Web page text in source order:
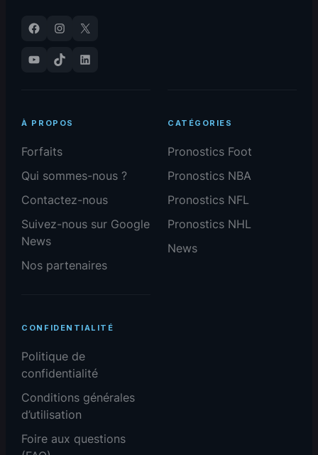
Facebook Instagram
X
YouTube
TikTok LinkedIn
À PROPOS
Forfaits
Qui sommes-nous ?
Contactez-nous
Suivez-nous sur Google
News
Nos partenaires
CATÉGORIES
Pronostics Foot
Pronostics NBA
Pronostics NFL
Pronostics NHL
News
CONFIDENTIALITÉ
Politique de
confidentialité
Conditions générales
d’utilisation
Foire aux questions